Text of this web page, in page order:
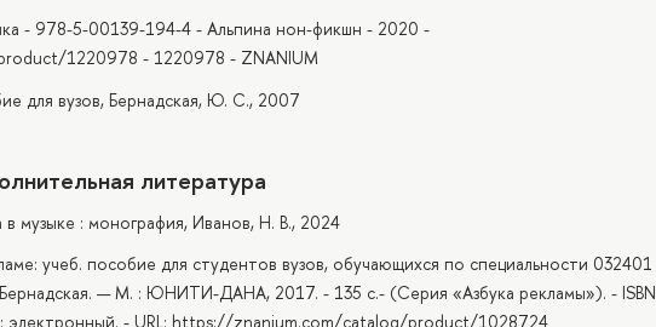
- 978-5-00139-194-4 - Альпина нон-фикшн - 2020 -
1220978 - 1220978 - ZNANIUM
для вузов, Бернадская, Ю. С., 2007
литература
музыке : монография, Иванов, Н. В., 2024
учеб. пособие для студентов вузов, обучающихся по специальности 032401
— М. : ЮНИТИ-ДАНА, 2017. - 135 с.- (Серия «Азбука рекламы»). - ISBN
электронный. - URL: https://znanium.com/catalog/product/1028724